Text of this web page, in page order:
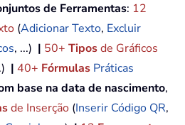
de Ferramentas: 12
(Adicionar Texto, Excluir
, ...) | 50+ Tiposde Gráficos
| 40+ Fórmulas Práticas
base na data de nascimento,
de Inserção (Inserir Código QR,